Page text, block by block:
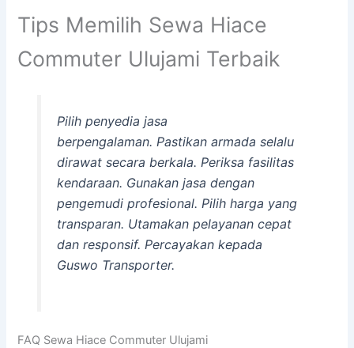
Tips Memilih Sewa Hiace
Commuter Ulujami Terbaik
Pilih penyedia jasa
berpengalaman. Pastikan armada selalu
dirawat secara berkala. Periksa fasilitas
kendaraan. Gunakan jasa dengan
pengemudi profesional. Pilih harga yang
transparan. Utamakan pelayanan cepat
dan responsif. Percayakan kepada
Guswo Transporter.
FAQ Sewa Hiace Commuter Ulujami